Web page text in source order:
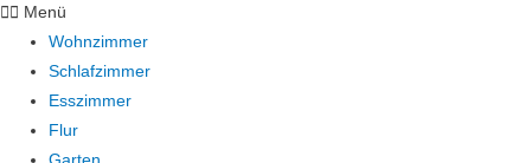
Menü
Wohnzimmer
Schlafzimmer
Esszimmer
Flur